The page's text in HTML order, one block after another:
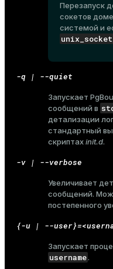
Перезапуск
сокетов
системой и
-q | --quiet
Запускает
сообщений в
детализации
стандартный
скриптахinit.d.
-v | --verbose
Увеличивает
сообщений.
постепенного
{-u | --
Запускает
username.